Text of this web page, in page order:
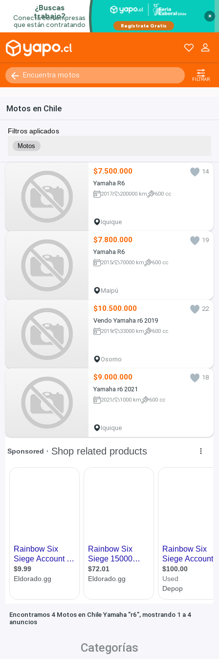
×
FILTRAR
Motos en Chile
Filtros aplicados
Motos
$7.500.000
14
Yamaha R6
2017 200000 km 600 cc
Iquique
$7.800.000
19
Yamaha R6
2015 70000 km 600 cc
Maipú
$10.500.000
22
Vendo Yamaha r6 2019
2019 33000 km 600 cc
Osorno
$9.000.000
18
Yamaha r6 2021
2021 1000 km 600 cc
Iquique
Encontramos 4 Motos en Chile Yamaha "r6", mostrando 1 a 4
anuncios
Categorías